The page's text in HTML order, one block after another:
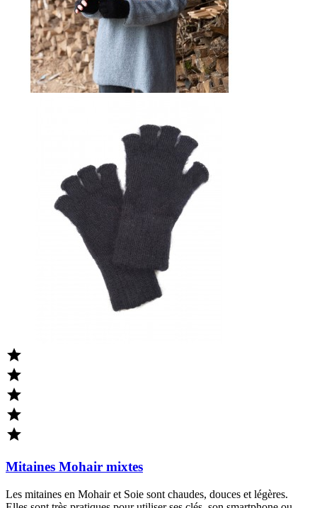





Mitaines Mohair mixtes
Les mitaines en Mohair et Soie sont chaudes, douces et légères.